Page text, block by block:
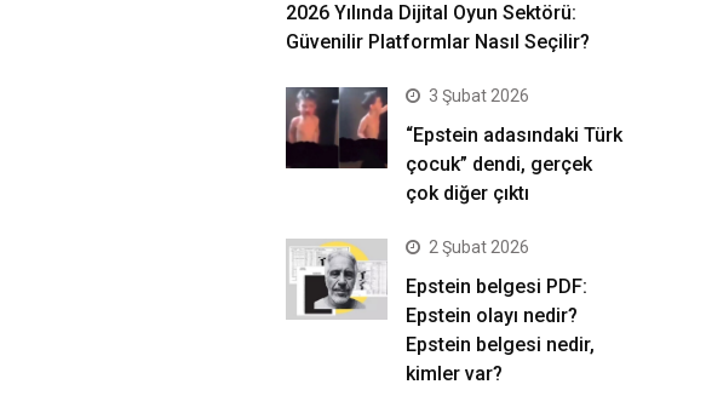
2026 Yılında Dijital Oyun Sektörü:
Güvenilir Platformlar Nasıl Seçilir?
3 Şubat 2026
“Epstein adasındaki Türk
çocuk” dendi, gerçek
çok diğer çıktı
2 Şubat 2026
Epstein belgesi PDF:
Epstein olayı nedir?
Epstein belgesi nedir,
kimler var?